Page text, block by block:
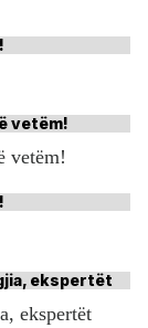
vetëm!
ekspertët